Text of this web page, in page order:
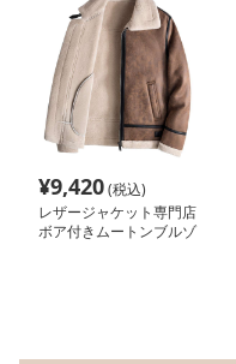
¥9,420(税込)
レザージャケット専門店
ボア付きムートンブルゾ